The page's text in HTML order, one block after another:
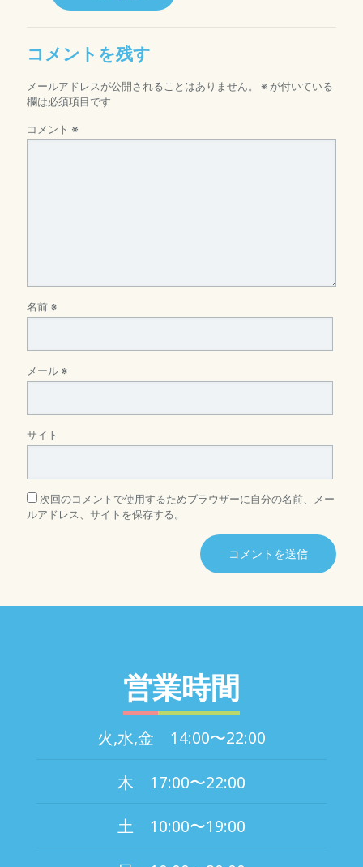
コメントを残す
メールアドレスが公開されることはありません。 ※ が付いている
欄は必須項目です
コメント ※
名前 ※
メール ※
サイト
次回のコメントで使用するためブラウザーに自分の名前、メー
ルアドレス、サイトを保存する。
営業時間
火,水,金 14:00〜22:00
木 17:00〜22:00
土 10:00〜19:00